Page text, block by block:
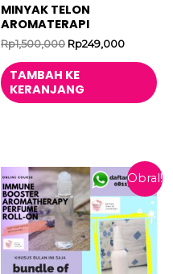
MINYAK TELON
AROMATERAPI
Rp1,500,000 Harga
adalah:
Rp1,500,000.
Rp249,000Harga
adalah:
TAMBAH KE
KERANJANG
Obral!